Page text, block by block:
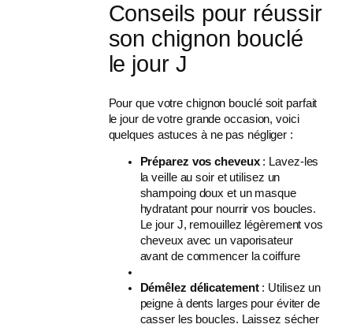
Conseils pour réussir
son chignon bouclé
le jour J
Pour que votre chignon bouclé soit parfait
le jour de votre grande occasion, voici
quelques astuces à ne pas négliger :
Préparez vos cheveux: Lavez-les
la veille au soir et utilisez un
shampoing doux et un masque
hydratant pour nourrir vos boucles.
Le jour J, remouillez légèrement vos
cheveux avec un vaporisateur
avant de commencer la coiffure
Démêlez délicatement: Utilisez un
peigne à dents larges pour éviter de
casser les boucles. Laissez sécher